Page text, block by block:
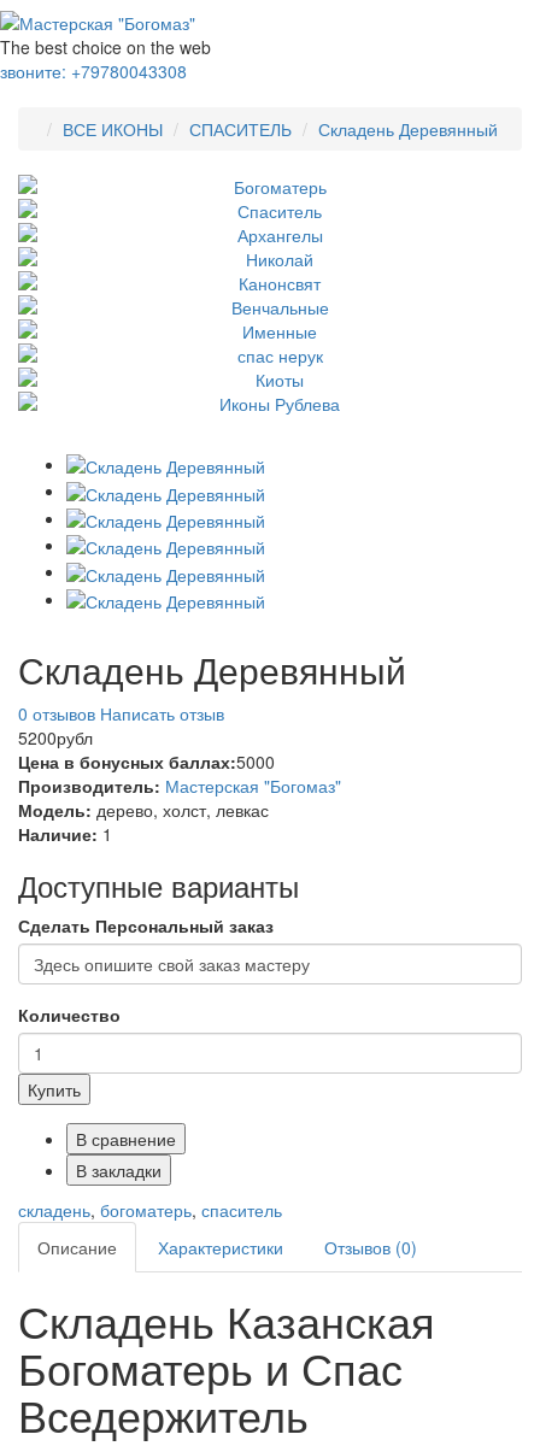
The best choice on the web
звоните: +79780043308
ВСЕ ИКОНЫ СПАСИТЕЛЬ Складень Деревянный
Складень Деревянный
0 отзывов Написать отзыв
5200рубл
Цена в бонусных баллах:5000
Производитель: Мастерская "Богомаз"
Модель: дерево, холст, левкас
Наличие: 1
Доступные варианты
Сделать Персональный заказ
Количество
Купить
В сравнение
В закладки
складень, богоматерь, спаситель
Описание
Характеристики Отзывов (0)
Складень Казанская
Богоматерь и Спас
Вседержитель